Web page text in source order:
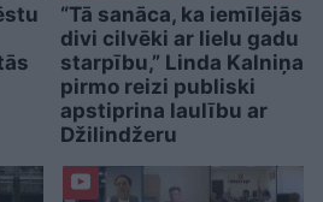
“Tā sanāca, ka iemīlējās
divi cilvēki ar lielu gadu
starpību,” Linda Kalniņa
pirmo reizi publiski
apstiprina laulību ar
Džilindžeru